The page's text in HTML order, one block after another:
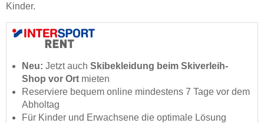
Kinder.
Neu: Jetzt auch Skibekleidung beim Skiverleih-
Shop vor Ort mieten
Reserviere bequem online mindestens 7 Tage vor dem
Abholtag
Für Kinder und Erwachsene die optimale Lösung